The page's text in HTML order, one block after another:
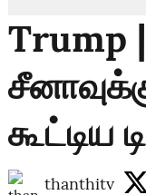
Trump
கூட்டிய
thanthitv